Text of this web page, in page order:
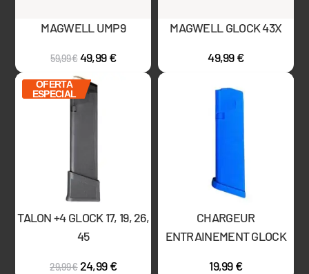
MAGWELL UMP9
59,99€ 49,99€
MAGWELL GLOCK 43X
49,99€
OFERTA
ESPECIAL
TALON +4 GLOCK 17, 19, 26,
45
29,99€ 24,99€
CHARGEUR
ENTRAINEMENT GLOCK
19,99€